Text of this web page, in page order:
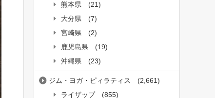
熊本県
(21)
大分県
(7)
宮崎県
(2)
鹿児島県
(19)
沖縄県
(23)
ジム・ヨガ・ピィラティス
(2,661)
ライザップ
(855)